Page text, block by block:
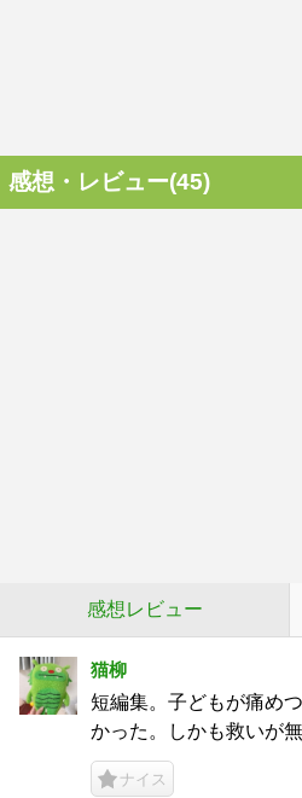
感想・レビュー(45)
感想レビュー
猫柳
短編集。子どもが痛め
かった。しかも救いが無
ナイス